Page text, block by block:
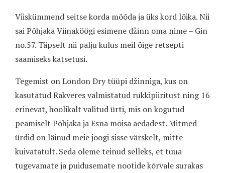
Viiskümmend seitse korda mõõda ja üks kord lõika. Nii
sai Põhjaka Viinaköögi esimene džinn oma nime – Gin
no.57. Täpselt nii palju kulus meil õige retsepti
saamiseks katsetusi.
Tegemist on London Dry tüüpi džinniga, kus on
kasutatud Rakveres valmistatud rukkipiiritust ning 16
erinevat, hoolikalt valitud ürti, mis on kogutud
peamiselt Põhjaka ja Esna mõisa aedadest. Mitmed
ürdid on läinud meie joogi sisse värskelt, mitte
kuivatatult. Seda oleme teinud selleks, et tuua
tugevamate ja puidusemate nootide kõrvale surakas